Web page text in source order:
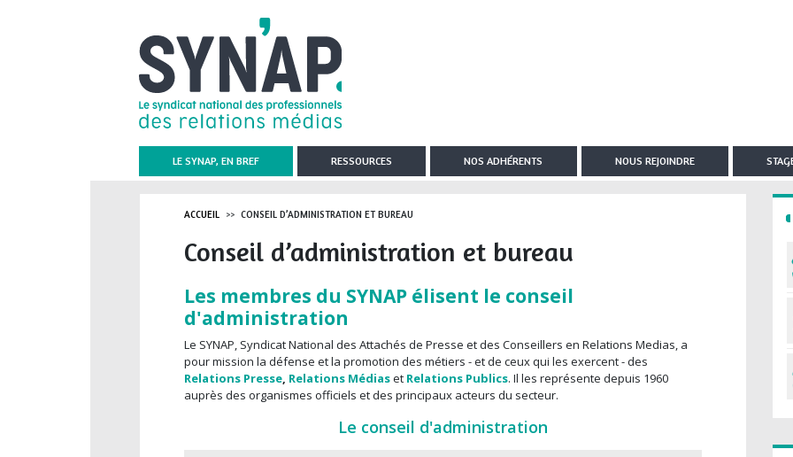
LE SYNAP, EN BREF RESSOURCES NOS ADHÉRENTS NOUS REJOINDRE
ACCUEIL CONSEIL D’ADMINISTRATION ET BUREAU
Conseil d’administration et bureau
Les membres du SYNAP élisent le conseil
d'administration
Le SYNAP, Syndicat National des Attachés de Presse et des Conseillers en Relations Medias, a
pour mission la défense et la promotion des métiers - et de ceux qui les exercent - des
Relations Presse, Relations Médiaset Relations Publics. Il les représente depuis 1960
auprès des organismes officiels et des principaux acteurs du secteur.
Le conseil d'administration